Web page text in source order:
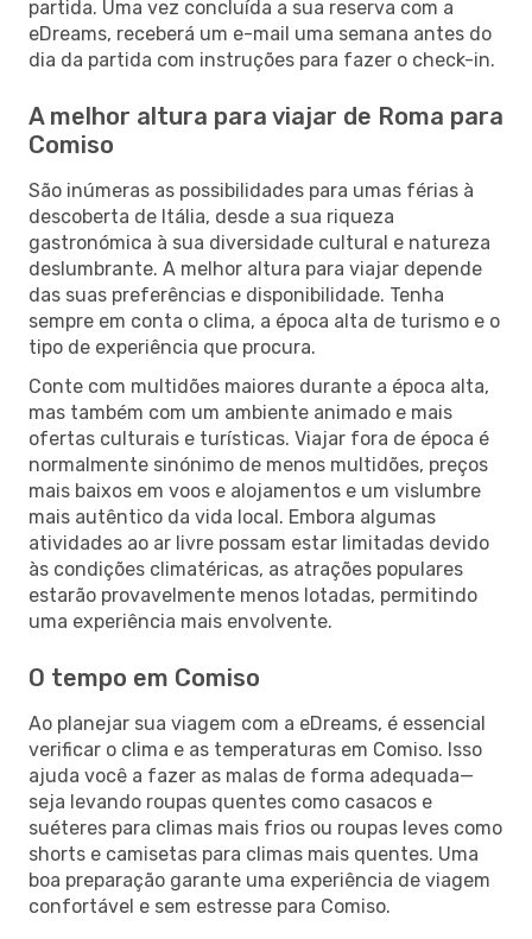
partida. Uma vez concluída a sua reserva com a
eDreams, receberá um e-mail uma semana antes do
dia da partida com instruções para fazer o check-in.
A melhor altura para viajar de Roma para
Comiso
São inúmeras as possibilidades para umas férias à
descoberta de Itália, desde a sua riqueza
gastronómica à sua diversidade cultural e natureza
deslumbrante. A melhor altura para viajar depende
das suas preferências e disponibilidade. Tenha
sempre em conta o clima, a época alta de turismo e o
tipo de experiência que procura.
Conte com multidões maiores durante a época alta,
mas também com um ambiente animado e mais
ofertas culturais e turísticas. Viajar fora de época é
normalmente sinónimo de menos multidões, preços
mais baixos em voos e alojamentos e um vislumbre
mais autêntico da vida local. Embora algumas
atividades ao ar livre possam estar limitadas devido
às condições climatéricas, as atrações populares
estarão provavelmente menos lotadas, permitindo
uma experiência mais envolvente.
O tempo em Comiso
Ao planejar sua viagem com a eDreams, é essencial
verificar o clima e as temperaturas em Comiso. Isso
ajuda você a fazer as malas de forma adequada—
seja levando roupas quentes como casacos e
suéteres para climas mais frios ou roupas leves como
shorts e camisetas para climas mais quentes. Uma
boa preparação garante uma experiência de viagem
confortável e sem estresse para Comiso.